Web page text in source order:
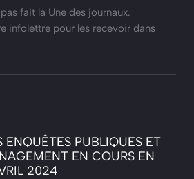
fait la Une des journaux.
infolettre pour les recevoir dans
ENQUÊTES PUBLIQUES ET
EN COURS EN
2024